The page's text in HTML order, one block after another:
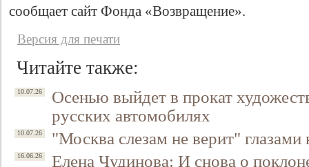
сообщает сайт Фонда «Возвращение».
Версия для печати
Читайте также:
10.07.26
Осенью выйдет в прокат
русских автомобилях
10.07.26 "Москва слезам не верит" глазами
16.06.26
Елена Чудинова: И снова о